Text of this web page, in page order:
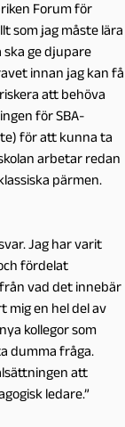
Forum för
som jag måste lära
ge djupare
innan jag kan få
att behöva
för SBA-
för att kunna ta
arbetar redan
pärmen.
Jag har varit
fördelat
vad det innebär
mig en hel del av
kollegor som
dumma fråga.
att
ledare.”